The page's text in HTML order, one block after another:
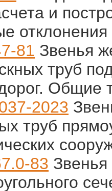
и
отклонения
81 Звенья
труб
Общие
2023
труб
83